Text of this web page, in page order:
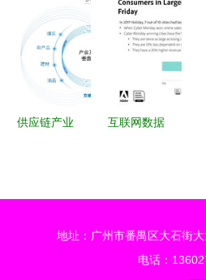
驱动决策的
专业引擎
济高质量发
展的双引擎
供应链产业
据”双轮驱
互联网数据
态
地址：广州市番禺区大石街
电话：